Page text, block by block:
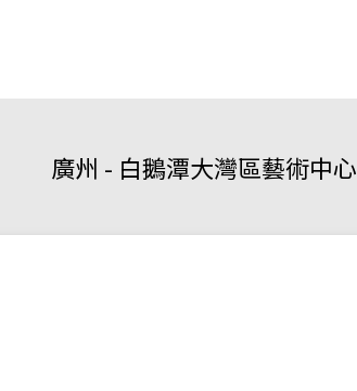
廣州 - 白鵝潭大灣區藝術中心